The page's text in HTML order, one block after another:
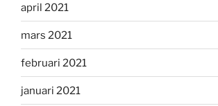
april 2021
mars 2021
februari 2021
januari 2021